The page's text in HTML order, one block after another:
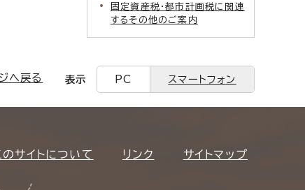
固定資産税・都市計画税に関連
するその他のご案内
へ戻る 表示 PC スマートフォン
のサイトについて リンク サイトマップ